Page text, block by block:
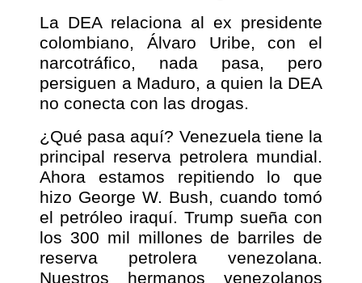
La DEA relaciona al ex presidente
colombiano, Álvaro Uribe, con el
narcotráfico, nada pasa, pero
persiguen a Maduro, a quien la DEA
no conecta con las drogas.
¿Qué pasa aquí? Venezuela tiene la
principal reserva petrolera mundial.
Ahora estamos repitiendo lo que
hizo George W. Bush, cuando tomó
el petróleo iraquí. Trump sueña con
los 300 mil millones de barriles de
reserva petrolera venezolana.
Nuestros hermanos venezolanos